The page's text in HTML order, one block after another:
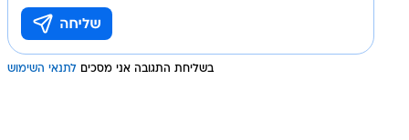
בשליחת התגובה אני מסכים לתנאי השימוש